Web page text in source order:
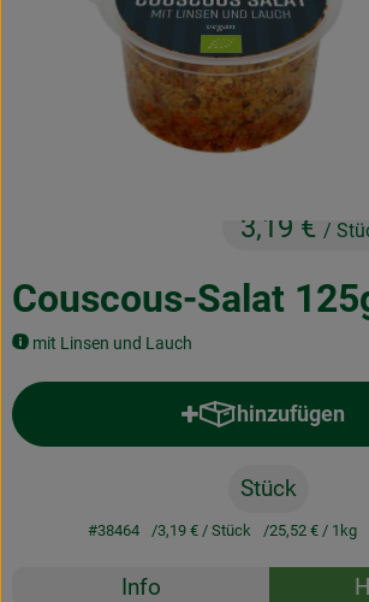
Über uns
Infos
Geschäftskunden
Couscous-Salat
mit Linsen und Lauch
3,19 € /
hinzufügen
Produkt
Stück
#38464 3,19 € / Stück 25,52 € / 1kg
Rezepte
Info